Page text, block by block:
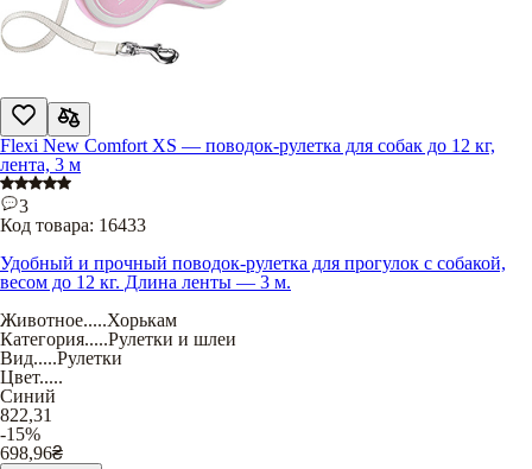
Flexi New Comfort XS — поводок-рулетка для собак до 12 кг,
лента, 3 м
3
Код товара: 16433
Удобный и прочный поводок-рулетка для прогулок с собакой,
весом до 12 кг. Длина ленты — 3 м.
Животное.....Хорькам
Категория.....Рулетки и шлеи
Вид.....Рулетки
Цвет.....
Синий
822,31
-15%
698,96₴